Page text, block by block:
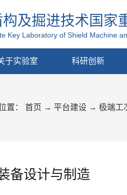
构及掘进技术国家
Key Laboratory of Shield Machine
于实验室 科研创新
置： 首页 → 平台建设 → 极端工
备设计与制造